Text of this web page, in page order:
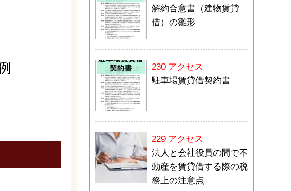
解約合意書（建物賃貸
借）の雛形
230 アクセス
駐車場賃貸借契約書
229 アクセス
法人と会社役員の間で不
動産を賃貸借する際の税
務上の注意点